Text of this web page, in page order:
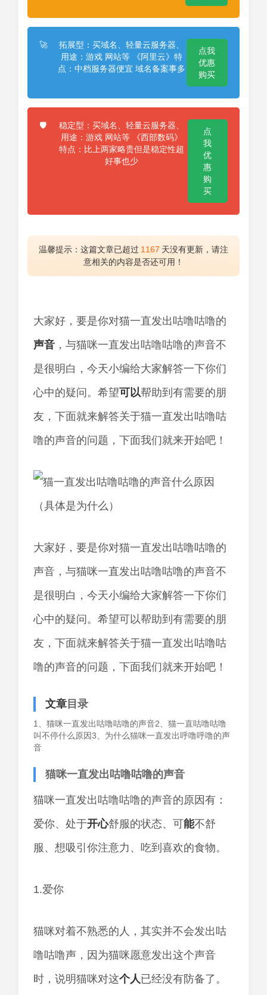
🚀
拓展型：买域名、轻量云服务器、
用途：游戏 网站等 《阿里云》特
点：中档服务器便宜 域名备案事多
点我
优惠
购买
🛡️
稳定型：买域名、轻量云服务器、
用途：游戏 网站等 《西部数码》
特点：比上两家略贵但是稳定性超
好事也少
点
我
优
惠
购
买
温馨提示：这篇文章已超过 1167 天没有更新，请注
意相关的内容是否还可用！
大家好，要是你对猫一直发出咕噜咕噜的
声音 ，与猫咪一直发出咕噜咕噜的声音不
是很明白，今天小编给大家解答一下你们
心中的疑问。希望可以帮助到有需要的朋
友，下面就来解答关于猫一直发出咕噜咕
噜的声音的问题，下面我们就来开始吧！
大家好，要是你对猫一直发出咕噜咕噜的
声音，与猫咪一直发出咕噜咕噜的声音不
是很明白，今天小编给大家解答一下你们
心中的疑问。希望可以帮助到有需要的朋
友，下面就来解答关于猫一直发出咕噜咕
噜的声音的问题，下面我们就来开始吧！
文章 目录
1、猫咪一直发出咕噜咕噜的声音2、猫一直咕噜咕噜
叫不停什么原因3、为什么猫咪一直发出呼噜呼噜的声
音
猫咪一直发出咕噜咕噜的声音
猫咪一直发出咕噜咕噜的声音的原因有：
爱你、处于开心舒服的状态、可能不舒
服、想吸引你注意力、吃到喜欢的食物。
1.爱你
猫咪对着不熟悉的人，其实并不会发出咕
噜咕噜声，因为猫咪愿意发出这个声音
时，说明猫咪对这个人已经没有防备了。